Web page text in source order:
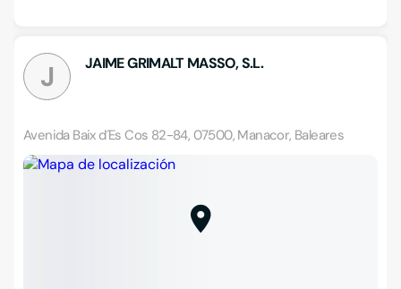
J JAIME GRIMALT MASSO, S.L.
Avenida Baix d´Es Cos 82-84, 07500, Manacor, Baleares